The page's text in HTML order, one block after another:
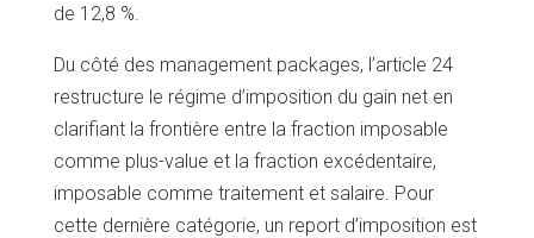
de 12,8 %.
Du côté des management packages, l’article 24
restructure le régime d’imposition du gain net en
clarifiant la frontière entre la fraction imposable
comme plus-value et la fraction excédentaire,
imposable comme traitement et salaire. Pour
cette dernière catégorie, un report d’imposition est